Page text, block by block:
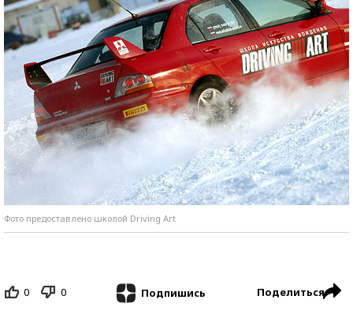
Фото предоставлено школой Driving Art
0 0 Подпишись Поделиться